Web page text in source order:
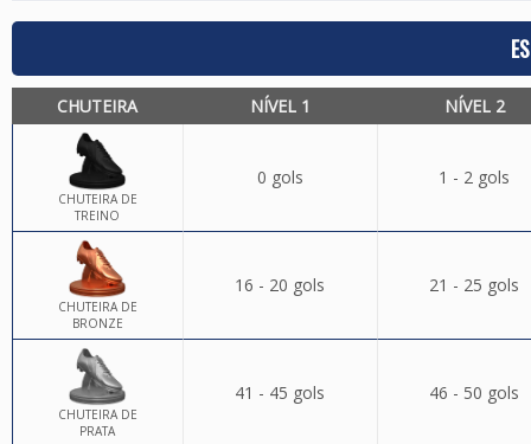
CHUTEIRA NÍVEL 1 NÍVEL 2
CHUTEIRA DE
TREINO
0 gols 1 - 2 gols
CHUTEIRA DE
BRONZE
16 - 20 gols 21 - 25 gols
CHUTEIRA DE
PRATA
41 - 45 gols 46 - 50 gols